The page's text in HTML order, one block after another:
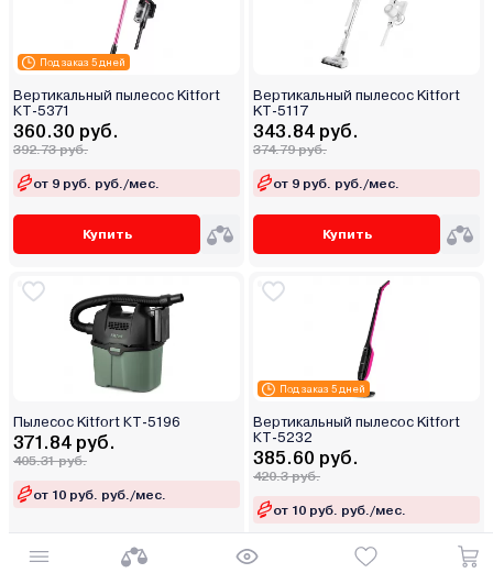
Под заказ 5 дней
Вертикальный пылесос Kitfort
КТ-5371
360.30 руб.
392.73 руб.
от 9 руб. руб./мес.
Купить
Вертикальный пылесос Kitfort
KT-5117
343.84 руб.
374.79 руб.
от 9 руб. руб./мес.
Купить
Пылесос Kitfort КТ-5196
371.84 руб.
405.31 руб.
от 10 руб. руб./мес.
Купить
Под заказ 5 дней
Вертикальный пылесос Kitfort
КТ-5232
385.60 руб.
420.3 руб.
от 10 руб. руб./мес.
Купить